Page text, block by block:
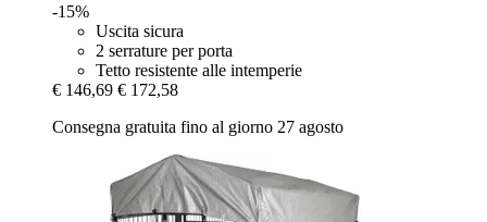
-15%
Uscita sicura
2 serrature per porta
Tetto resistente alle intemperie
€ 146,69 € 172,58
Consegna gratuita fino al giorno 27 agosto